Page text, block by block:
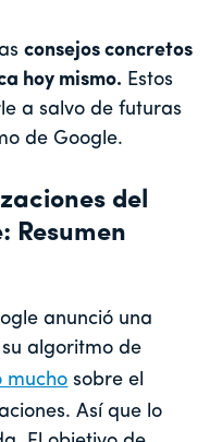
consejos concretos
hoy mismo. Estos
a salvo de futuras
de Google.
del
Resumen
anunció una
algoritmo de
mucho sobre el
Así que lo